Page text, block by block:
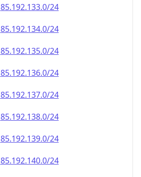
85.192.134.0/24
85.192.135.0/24
85.192.136.0/24
85.192.137.0/24
85.192.138.0/24
85.192.139.0/24
85.192.140.0/24
85.192.141.0/24